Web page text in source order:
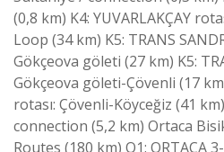
(0,8 km) K4: YUVARLAKÇAY
Loop (34 km) K5: TRANS
Gökçeova göleti (27 km) K5:
Gökçeova göleti-Çövenli (17
rotası: Çövenli-Köyceğiz (41
connection (5,2 km) Ortaca
Routes (180 km) O1: ORTACA